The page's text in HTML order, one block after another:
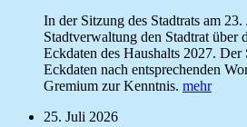
In der Sitzung des Stadtrats am
Stadtverwaltung den Stadtrat über
Eckdaten des Haushalts 2027. Der
Eckdaten nach entsprechenden
Gremium zur Kenntnis. mehr
25. Juli 2026